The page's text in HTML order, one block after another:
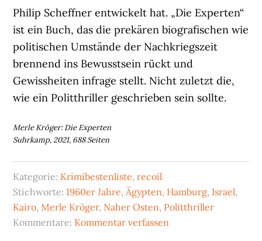
Philip Scheffner entwickelt hat. „Die Experten“
ist ein Buch, das die prekären biografischen wie
politischen Umstände der Nachkriegszeit
brennend ins Bewusstsein rückt und
Gewissheiten infrage stellt. Nicht zuletzt die,
wie ein Politthriller geschrieben sein sollte.
Merle Kröger: Die Experten
Suhrkamp, 2021, 688 Seiten
Kategorie: Krimibestenliste,recoil
Stichworte:1960er Jahre, Ägypten, Hamburg, Israel,
Kairo, Merle Kröger, Naher Osten, Politthriller
Kommentare: Kommentar verfassen